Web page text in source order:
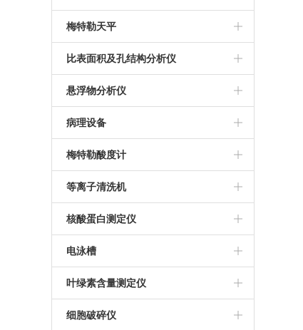
超微量分光光度计
ABI 9700 PCR仪
ABI2720 PCR仪
伯乐T100 PCR仪
安捷伦AriaMX定量PCR仪
BIO-RAD PCR仪
推荐PCR仪
美菱低温冰箱
海尔超低温冰箱
北京通宝达成凝胶成像
上海力康二氧化碳培养箱
美国Thermo二氧化碳培养箱
美国SIM二氧化碳培养箱
梅特勒天平
梅特勒天平
比表面积及孔结构分析仪
比奥德SSA-4000系列比表面积及孔
结构分析仪
悬浮物分析仪
德国默克悬浮物分析仪
美国密勒悬浮物分析仪
病理设备
冷冻组织包埋机
全自动组织脱水机
金华科迪
莱卡切片机
德国徕卡石蜡包埋机
梅特勒酸度计
梅特勒PH计
等离子清洗机
推荐等离子清洗机
等离子清洗机
核酸蛋白测定仪
Bio-Rad核酸蛋白测定仪
电泳槽
伯乐电泳槽
叶绿素含量测定仪
日本KONTCA流式细胞仪
细胞破碎仪